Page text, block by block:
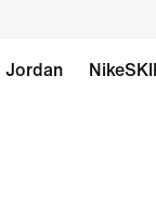
Jordan